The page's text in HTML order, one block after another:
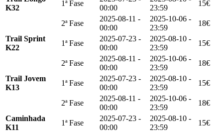
K32
1ª Fase
00:00
23:59
15€
2ª Fase
2025-08-11 -
00:00
2025-10-06 -
23:59
18€
Trail Sprint
K22
1ª Fase
2025-07-23 -
00:00
2025-08-10 -
23:59
15€
2ª Fase
2025-08-11 -
00:00
2025-10-06 -
23:59
18€
Trail Jovem
K13
1ª Fase
2025-07-23 -
00:00
2025-08-10 -
23:59
15€
2ª Fase
2025-08-11 -
00:00
2025-10-06 -
23:59
18€
Caminhada
K11
1ª Fase
2025-07-23 -
00:00
2025-08-10 -
23:59
15€